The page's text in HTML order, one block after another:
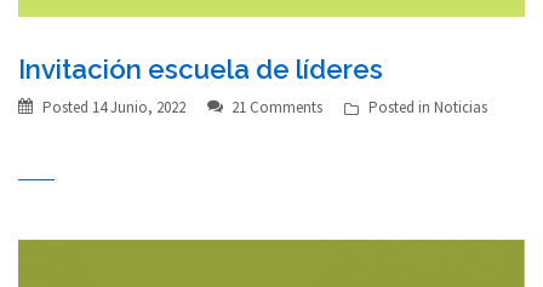
Invitación escuela de líderes
Posted 14 Junio, 2022 21 Comments Posted in Noticias